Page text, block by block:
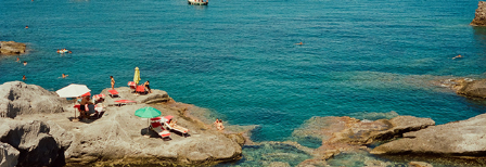
LA CALETTA PONZA I